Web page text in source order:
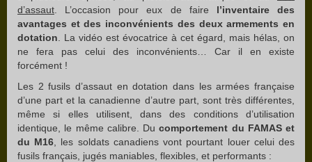
d’assaut . L’occasion pour eux de faire l’inventaire des
avantages et des inconvénients des deux armements en
dotation . La vidéo est évocatrice à cet égard, mais hélas, on
ne fera pas celui des inconvénients… Car il en existe
forcément !
Les 2 fusils d’assaut en dotation dans les armées française
d’une part et la canadienne d’autre part, sont très différentes,
même si elles utilisent, dans des conditions d’utilisation
identique, le même calibre. Ducomportement du FAMAS et
du M16 , les soldats canadiens vont pourtant louer celui des
fusils français, jugés maniables, flexibles, et performants :